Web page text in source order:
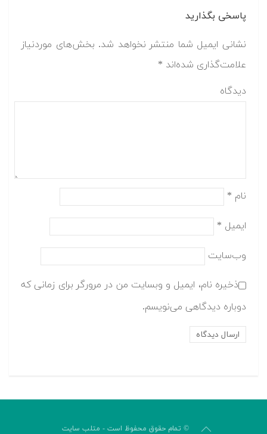
پاسخی بگذارید
نشانی ایمیل شما منتشر نخواهد شد. بخش‌های موردنیاز
علامت‌گذاری شده‌اند *
دیدگاه
نام *
ایمیل *
وب‌سایت
ذخیره نام، ایمیل و وبسایت من در مرورگر برای زمانی که
دوباره دیدگاهی می‌نویسم.
© تمام حقوق محفوظ است - متلب سایت